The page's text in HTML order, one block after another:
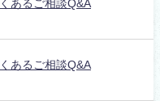
あるご相談Q&A
あるご相談Q&A